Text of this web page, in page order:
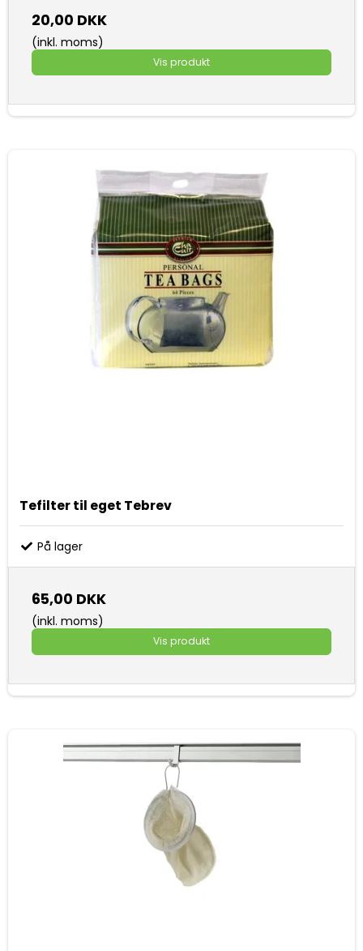
20,00 DKK
(inkl. moms)
Vis produkt
Tefilter til eget Tebrev
På lager
65,00 DKK
(inkl. moms)
Vis produkt